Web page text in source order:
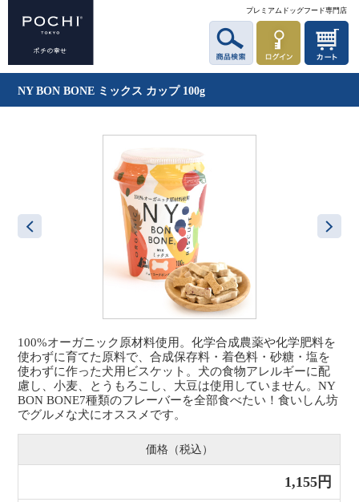
プレミアムドッグフード専門店
NY BON BONE ミックス カップ 100g
100%オーガニック原材料使用。化学合成農薬や化学肥料を
使わずに育てた原料で、合成保存料・着色料・砂糖・塩を
使わずに作った犬用ビスケット。犬の食物アレルギーに配
慮し、小麦、とうもろこし、大豆は使用していません。NY
BON BONE7種類のフレーバーを全部食べたい！食いしん坊
でグルメな犬にオススメです。
価格（税込）
1,155円